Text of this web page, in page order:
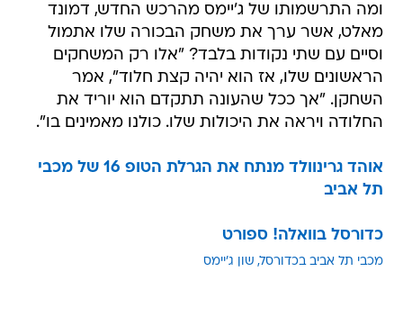
ומה התרשמותו של ג'יימס מהרכש החדש, דמונד
מאלט, אשר ערך את משחק הבכורה שלו אתמול
וסיים עם שתי נקודות בלבד? "אלו רק המשחקים
הראשונים שלו, אז הוא יהיה קצת חלוד", אמר
השחקן. "אך ככל שהעונה תתקדם הוא יוריד את
החלודה ויראה את היכולות שלו. כולנו מאמינים בו".
אוהד גרינוולד מנתח את הגרלת הטופ 16 של מכבי
תל אביב
כדורסל בוואלה! ספורט
מכבי תל אביב בכדורסל שון ג'יימס